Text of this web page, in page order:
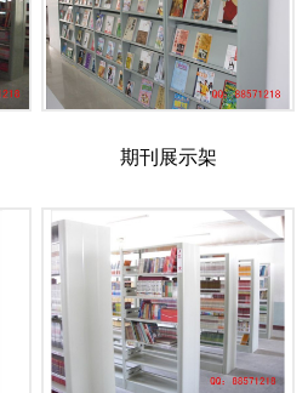
期刊展示架